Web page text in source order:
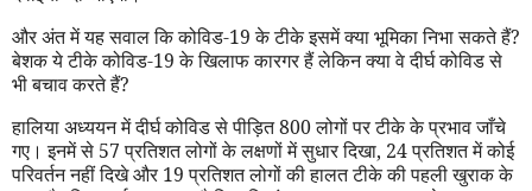
और अंत में यह सवाल कि कोविड-19 के टीके इसमें क्या भूमिका निभा सकते हैं?
बेशक ये टीके कोविड-19 के खिलाफ कारगर हैं लेकिन क्या वे दीर्घ कोविड से
भी बचाव करते हैं?
हालिया अध्ययन में दीर्घ कोविड से पीड़ित 800 लोगों पर टीके के प्रभाव जाँचे
गए। इनमें से 57 प्रतिशत लोगों के लक्षणों में सुधार दिखा, 24 प्रतिशत में कोई
परिवर्तन नहीं दिखे और 19 प्रतिशत लोगों की हालत टीके की पहली खुराक के